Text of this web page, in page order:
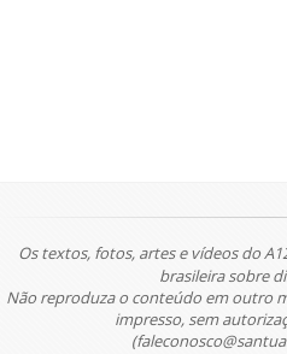
Os textos, fotos, artes e vídeos do
brasileira sobre
Não reproduza o conteúdo em outro
impresso, sem